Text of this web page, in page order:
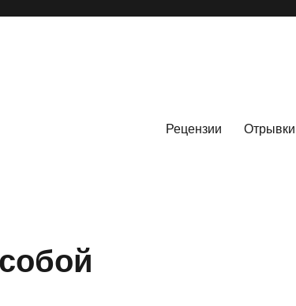
Рецензии Отрывки